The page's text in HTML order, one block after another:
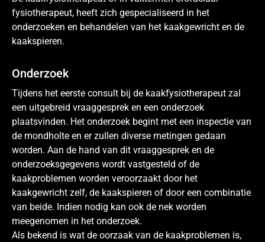
fysiotherapeut, heeft zich gespecialiseerd in het
onderzoeken en behandelen van het kaakgewricht en de
kaakspieren.
Onderzoek
Tijdens het eerste consult bij de kaakfysiotherapeut zal
een uitgebreid vraaggesprek en een onderzoek
plaatsvinden. Het onderzoek begint met een inspectie van
de mondholte en er zullen diverse metingen gedaan
worden. Aan de hand van dit vraaggesprek en de
onderzoeksgegevens wordt vastgesteld of de
kaakproblemen worden veroorzaakt door het
kaakgewricht zelf, de kaakspieren of door een combinatie
van beide. Indien nodig kan ook de nek worden
meegenomen in het onderzoek.
Als bekend is wat de oorzaak van de kaakproblemen is,